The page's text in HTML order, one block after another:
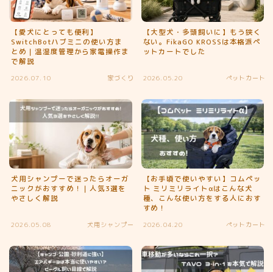
【愛犬にとっても便利】
SwitchBotハブミニの使い方ま
とめ｜温湿度管理から家電操作ま
で解説
2026.07.10 家づくり
【大型犬・多頭飼いに】もう狭く
ない。FikaGO KROSSは本格派ペ
ットカートでした
2026.05.20 ペットカート
犬用シャンプーで迷ったらオーガ
ニックがおすすめ！｜人気3選を
やさしく解説
2026.05.08 犬用シャンプー
【お手頃で使いやすい】コムペッ
ト ミリミリライトαはこんな犬
種、こんな使い方をする人におす
すめ！
2026.04.20 ペットカート